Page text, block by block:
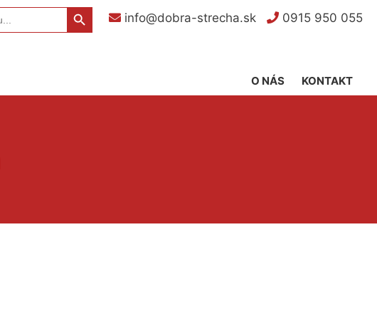
Search Button
info@dobra-strecha.sk
0915 950 055
KONTAKT
O NÁS